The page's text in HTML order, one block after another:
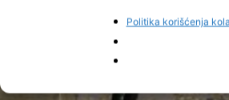
Politika korišćenja